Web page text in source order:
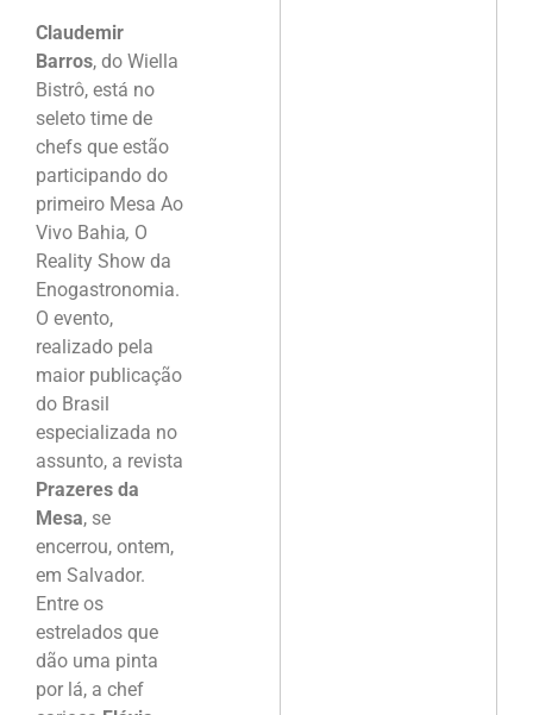
Claudemir
Barros, do Wiella
Bistrô, está no
seleto time de
chefs que estão
participando do
primeiro Mesa Ao
Vivo Bahia, O
Reality Show da
Enogastronomia.
O evento,
realizado pela
maior publicação
do Brasil
especializada no
assunto, a revista
Prazeres da
Mesa, se
encerrou, ontem,
em Salvador.
Entre os
estrelados que
dão uma pinta
por lá, a chef